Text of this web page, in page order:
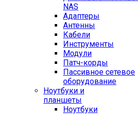
NAS
Адаптеры
Антенны
Кабели
Инструменты
Модули
Патч-корды
Пассивное сетевое
оборудование
Ноутбуки и
планшеты
Ноутбуки